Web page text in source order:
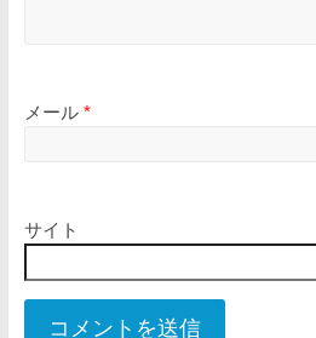
メール *
サイト